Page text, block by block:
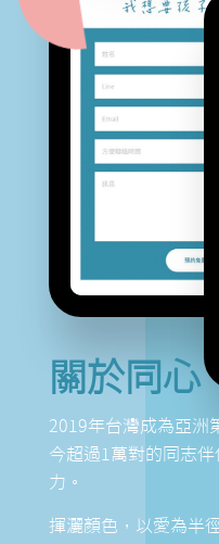
關於同心
2019年台灣成為亞洲
今超過1萬對的同志伴
力。
揮灑顏色，以愛為半